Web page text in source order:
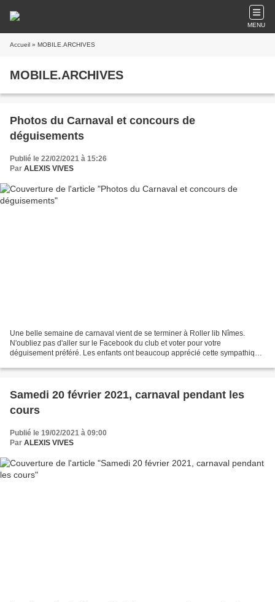
MENU
Accueil » MOBILE.ARCHIVES
MOBILE.ARCHIVES
Photos du Carnaval et concours de
déguisements
Publié le 22/02/2021 à 15:26
Par ALEXIS VIVES
Une belle semaine de carnaval vient de se terminer à Roller lib Nîmes.
N'oubliez pas d'aller sur le Facebook du club et voter pour votre
déguisement préféré. Les enfants ont beaucoup apprécié cette sympathique
Samedi 20 février 2021, carnaval pendant les
cours
Publié le 19/02/2021 à 09:00
Par ALEXIS VIVES